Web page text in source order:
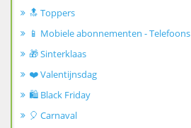
🔝 Toppers
📱 Mobiele abonnementen - Telefoons
🎁 Sinterklaas
❤️ Valentijnsdag
🛍️ Black Friday
🎈 Carnaval